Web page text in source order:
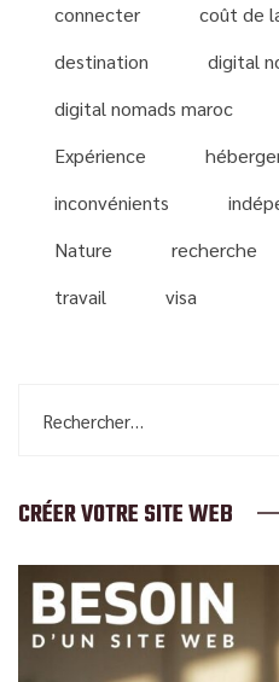
connecter
coût de
destination
digital
digital nomads maroc
Expérience
inconvénients
Nature
recherche
travail
visa
CRÉER VOTRE SITE WEB